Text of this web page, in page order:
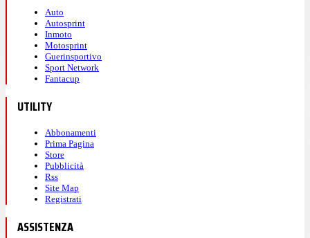
Auto
Autosprint
Inmoto
Motosprint
Guerinsportivo
Sport Network
Fantacup
UTILITY
Abbonamenti
Prima Pagina
Store
Pubblicità
Rss
Site Map
Registrati
ASSISTENZA